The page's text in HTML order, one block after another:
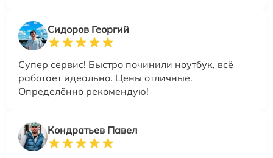
Сидоров Георгий
Супер сервис! Быстро починили ноутбук, всё
работает идеально. Цены отличные.
Определённо рекомендую!
Кондратьев Павел